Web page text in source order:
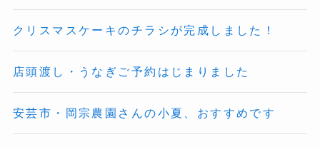
クリスマスケーキのチラシが完成しました！
店頭渡し・うなぎご予約はじまりました
安芸市・岡宗農園さんの小夏、おすすめです